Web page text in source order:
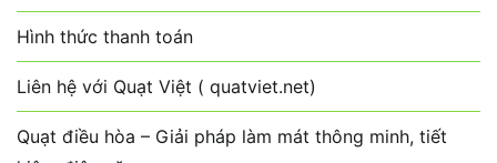
Hình thức thanh toán
Liên hệ với Quạt Việt ( quatviet.net)
Quạt điều hòa – Giải pháp làm mát thông minh, tiết